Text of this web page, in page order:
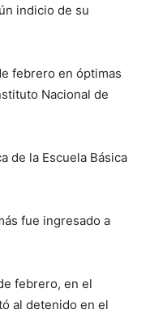
indicio de su
febrero en óptimas
Nacional de
de la Escuela Básica
fue ingresado a
febrero, en el
al detenido en el